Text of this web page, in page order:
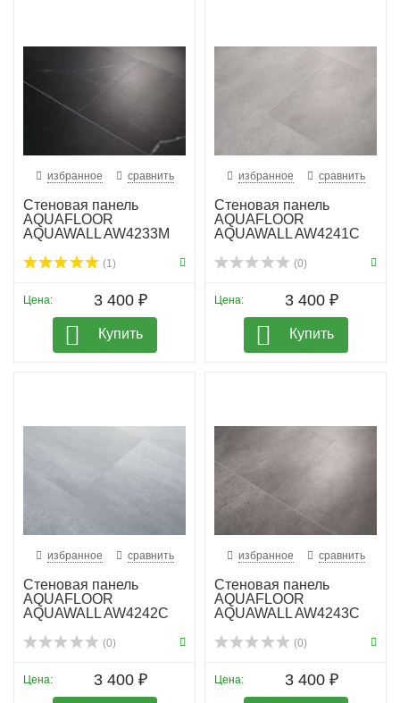
избранное сравнить
Стеновая панель
AQUAFLOOR
AQUAWALL AW4233M
(1)
Цена: 3 400 ₽
Купить
избранное сравнить
Стеновая панель
AQUAFLOOR
AQUAWALL AW4241C
(0)
Цена: 3 400 ₽
Купить
избранное сравнить
Стеновая панель
AQUAFLOOR
AQUAWALL AW4242C
(0)
Цена: 3 400 ₽
избранное сравнить
Стеновая панель
AQUAFLOOR
AQUAWALL AW4243C
(0)
Цена: 3 400 ₽